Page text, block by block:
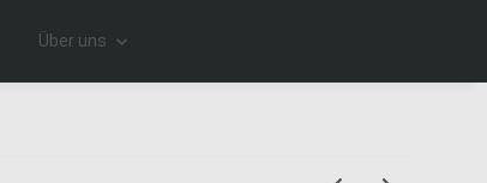
Über uns